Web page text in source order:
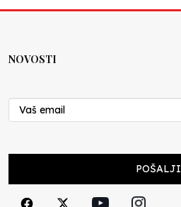
NOVOSTI
POŠALJI